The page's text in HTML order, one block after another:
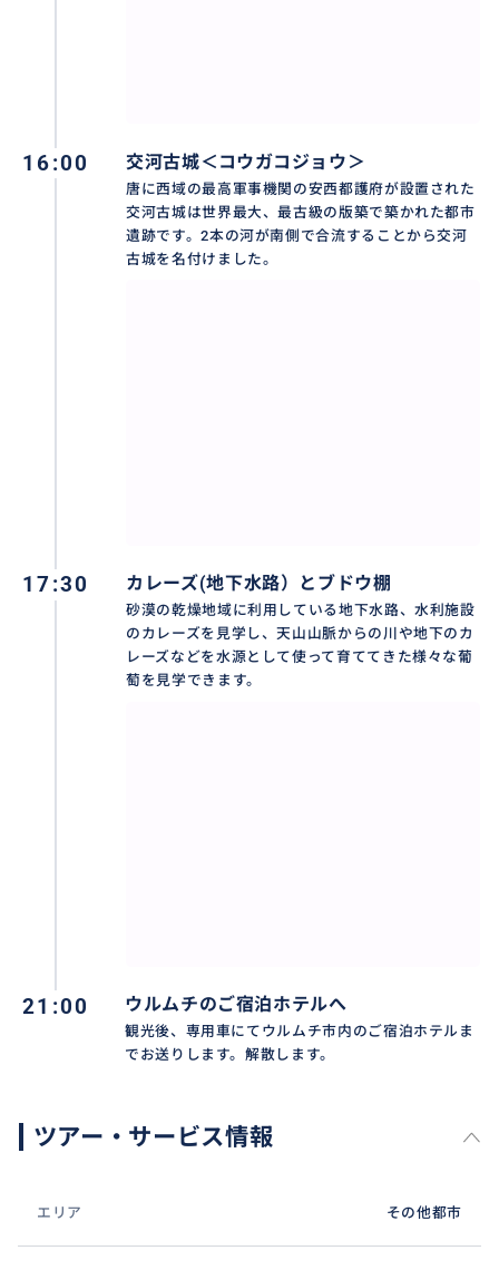
16:00 交河古城＜コウガコジョウ＞
唐に西域の最高軍事機関の安西都護府が設置された
交河古城は世界最大、最古級の版築で築かれた都市
遺跡です。2本の河が南側で合流することから交河
古城を名付けました。
17:30 カレーズ(地下水路）とブドウ棚
砂漠の乾燥地域に利用している地下水路、水利施設
のカレーズを見学し、天山山脈からの川や地下のカ
レーズなどを水源として使って育ててきた様々な葡
萄を見学できます。
21:00 ウルムチのご宿泊ホテルへ
観光後、専用車にてウルムチ市内のご宿泊ホテルま
でお送りします。解散します。
ツアー・サービス情報
エリア その他都市